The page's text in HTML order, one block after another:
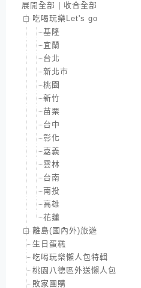
展開全部
收合全部
吃喝玩樂Let's go
基隆
宜蘭
台北
新北市
桃園
新竹
苗栗
台中
彰化
嘉義
雲林
台南
南投
高雄
花蓮
離島(國內外)旅遊
生日蛋糕
吃喝玩樂懶人包特輯
桃園八德區外送懶人包
敗家團購